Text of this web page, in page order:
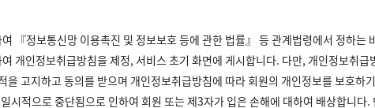
『정보통신망 이용촉진 및 정보보호 등에 관한 법률』 등 관계법령에서 정하는
개인정보취급방침을 제정, 서비스 초기 화면에 게시합니다. 다만, 개인정보취
을 고지하고 동의를 받으며 개인정보취급방침에 따라 회원의 개인정보를 보호하
시적으로 중단됨으로 인하여 회원 또는 제3자가 입은 손해에 대하여 배상합니